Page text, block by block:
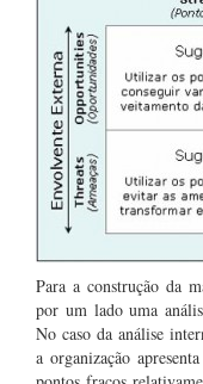
Para a construção da
por um lado uma
No caso da análise
a organização